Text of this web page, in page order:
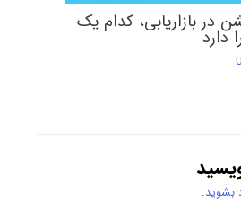
در بازاریابی، کدام یک
دارد
بشوید.